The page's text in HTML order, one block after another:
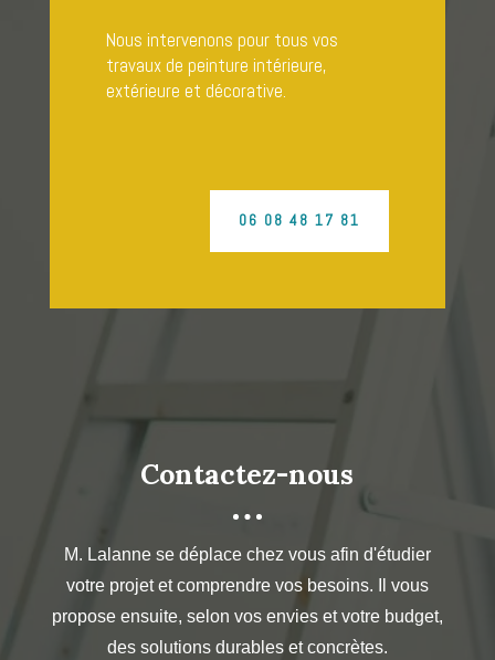
Nous intervenons pour tous vos
travaux de peinture intérieure,
extérieure et décorative.
06 08 48 17 81
Contactez-nous
M. Lalanne se déplace chez vous afin d'étudier
votre projet et comprendre vos besoins. Il vous
propose ensuite, selon vos envies et votre budget,
des solutions durables et concrètes.